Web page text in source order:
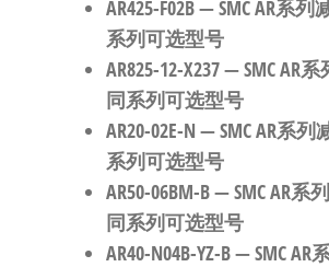
AR425-F02B— SMC AR系列
系列可选型号
AR825-12-X237— SMC AR系
同系列可选型号
AR20-02E-N — SMC AR系列
系列可选型号
AR50-06BM-B— SMC AR系
同系列可选型号
AR40-N04B-YZ-B— SMC AR